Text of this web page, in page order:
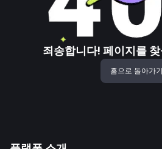
죄송합니다! 페이지를
홈으로 돌아가기